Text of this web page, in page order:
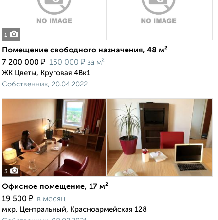
1
Помещение свободного назначения, 48 м²
7 200 000 ₽ 150 000 ₽ за м²
ЖК Цветы, Круговая 4Вк1
Собственник, 20.04.2022
3
Офисное помещение, 17 м²
19 500 ₽ в месяц
мкр. Центральный, Красноармейская 128